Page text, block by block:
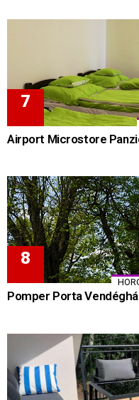
Airport Microstore
Pomper Porta